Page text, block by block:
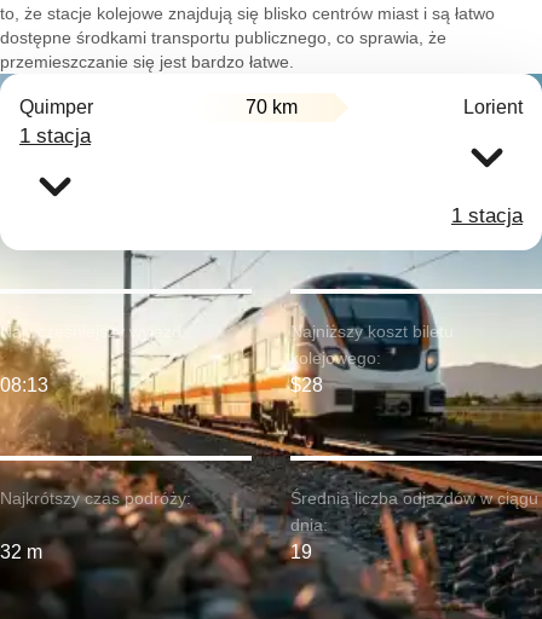
to, że stacje kolejowe znajdują się blisko centrów miast i są łatwo
dostępne środkami transportu publicznego, co sprawia, że
przemieszczanie się jest bardzo łatwe.
Quimper 70 km Lorient
1 stacja
1 stacja
Najkrótszy czas podróży:
32 m
Najwcześniejszy wyjazd:
08:13
Najniższy koszt biletu
kolejowego:
$28
Średnia liczba odjazdów w ciągu
dnia:
19